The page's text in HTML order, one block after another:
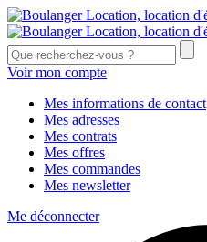
Voir mon compte
Mes informations de contact
Mes adresses
Mes contrats
Mes offres
Mes commandes
Mes newsletter
Me déconnecter